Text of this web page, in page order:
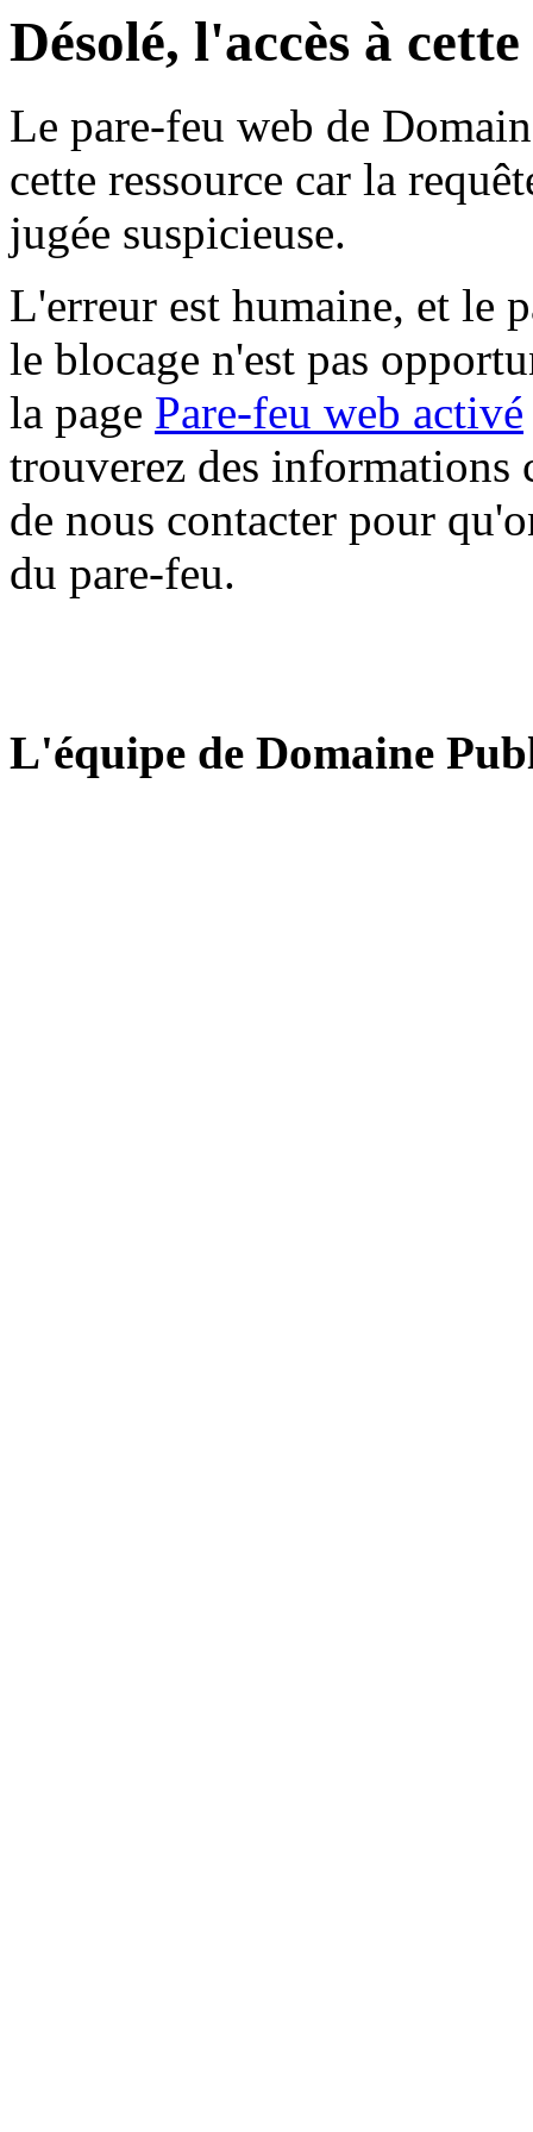
Désolé, l'accès à
Le pare-feu web de
cette ressource car la
jugée suspicieuse.
L'erreur est humaine, et le
le blocage n'est pas
la page Pare-feu web activé
trouverez des informations
de nous contacter pour
du pare-feu.
L'équipe de Domaine